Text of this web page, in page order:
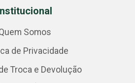
Somos
de Privacidade
Troca e Devolução